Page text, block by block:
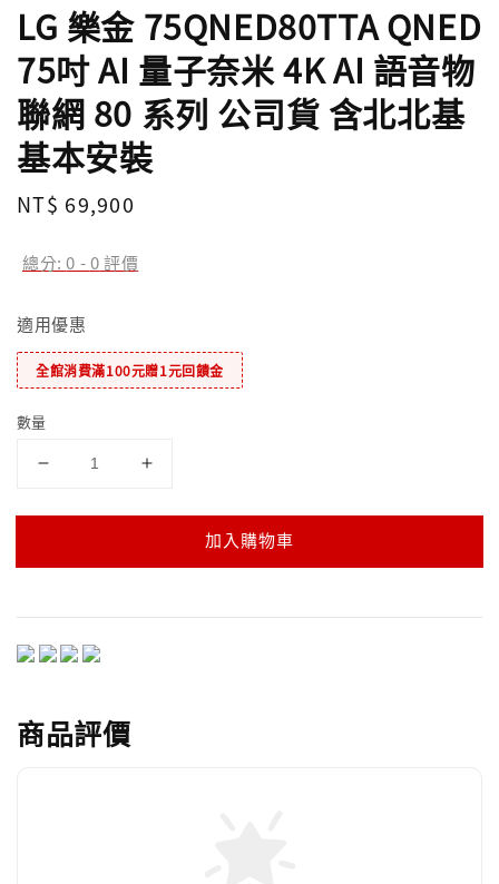
LG 樂金 75QNED80TTA QNED
75吋 AI 量子奈米 4K AI 語音物
聯網 80 系列 公司貨 含北北基
基本安裝
Regular
NT$ 69,900
總分:0 -0評價
適用優惠
全館消費滿100元贈1元回饋金
數量
加入購物車
商品評價